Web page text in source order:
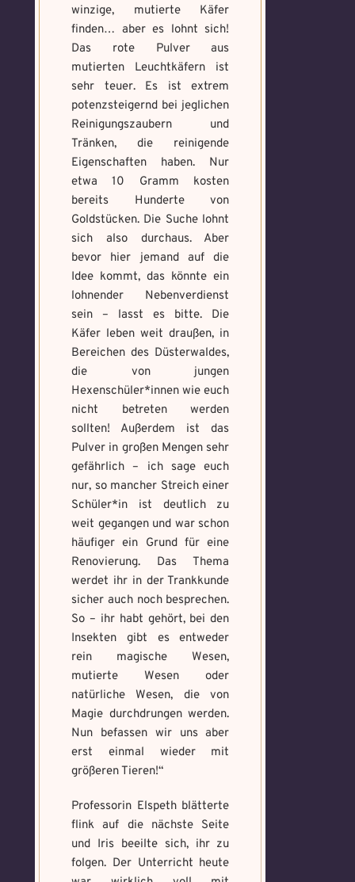
winzige, mutierte Käfer
finden… aber es lohnt sich!
Das rote Pulver aus
mutierten Leuchtkäfern ist
sehr teuer. Es ist extrem
potenzsteigernd bei jeglichen
Reinigungszaubern und
Tränken, die reinigende
Eigenschaften haben. Nur
etwa 10 Gramm kosten
bereits Hunderte von
Goldstücken. Die Suche lohnt
sich also durchaus. Aber
bevor hier jemand auf die
Idee kommt, das könnte ein
lohnender Nebenverdienst
sein – lasst es bitte. Die
Käfer leben weit draußen, in
Bereichen des Düsterwaldes,
die von jungen
Hexenschüler*innen wie euch
nicht betreten werden
sollten! Außerdem ist das
Pulver in großen Mengen sehr
gefährlich – ich sage euch
nur, so mancher Streich einer
Schüler*in ist deutlich zu
weit gegangen und war schon
häufiger ein Grund für eine
Renovierung. Das Thema
werdet ihr in der Trankkunde
sicher auch noch besprechen.
So – ihr habt gehört, bei den
Insekten gibt es entweder
rein magische Wesen,
mutierte Wesen oder
natürliche Wesen, die von
Magie durchdrungen werden.
Nun befassen wir uns aber
erst einmal wieder mit
größeren Tieren!“
Professorin Elspeth blätterte
flink auf die nächste Seite
und Iris beeilte sich, ihr zu
folgen. Der Unterricht heute